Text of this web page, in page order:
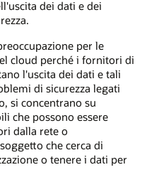
dei dati e dei
per le
cloud perché i fornitori di
l'uscita dei dati e tali
di sicurezza legati
si concentrano su
che possono essere
dalla rete o
che cerca di
o tenere i dati per